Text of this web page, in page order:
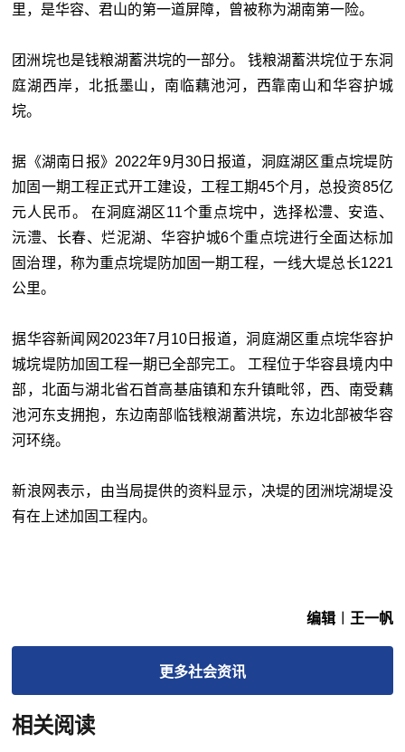
里，是华容、君山的第一道屏障，曾被称为湖南第一险。
团洲垸也是钱粮湖蓄洪垸的一部分。 钱粮湖蓄洪垸位于东洞
庭湖西岸，北抵墨山，南临藕池河，西靠南山和华容护城
垸。
据《湖南日报》2022年9月30日报道，洞庭湖区重点垸堤防
加固一期工程正式开工建设，工程工期45个月，总投资85亿
元人民币。 在洞庭湖区11个重点垸中，选择松澧、安造、
沅澧、长春、烂泥湖、华容护城6个重点垸进行全面达标加
固治理，称为重点垸堤防加固一期工程，一线大堤总长1221
公里。
据华容新闻网2023年7月10日报道，洞庭湖区重点垸华容护
城垸堤防加固工程一期已全部完工。 工程位于华容县境内中
部，北面与湖北省石首高基庙镇和东升镇毗邻，西、南受藕
池河东支拥抱，东边南部临钱粮湖蓄洪垸，东边北部被华容
河环绕。
新浪网表示，由当局提供的资料显示，决堤的团洲垸湖堤没
有在上述加固工程内。
编辑︱王一帆
更多社会资讯
相关阅读